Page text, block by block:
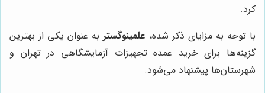
کرد.
با توجه به مزایای ذکر شده، علمینوگستر به عنوان یکی از بهترین
گزینه‌ها برای خرید عمده تجهیزات آزمایشگاهی در تهران و
شهرستان‌ها پیشنهاد می‌شود.